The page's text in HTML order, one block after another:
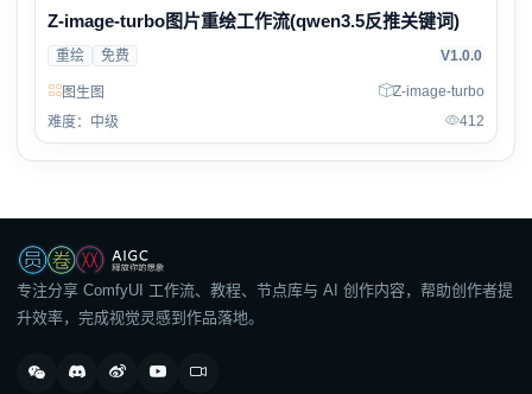
Z-image-turbo图片重绘工作流(qwen3.5反推关键词)
重绘 免费 V1.0.0
图生图
Z-image-turbo
难度：中级
412
专注分享 ComfyUI 工作流、教程、节点库与 AI 创作内容，帮助创作者提
升效率，完成视觉灵感到作品落地。